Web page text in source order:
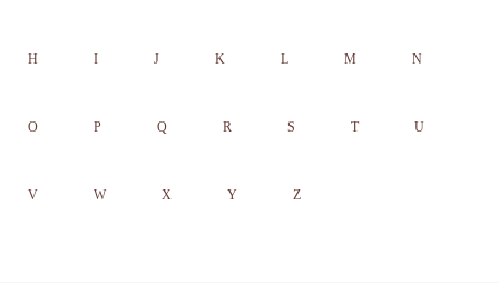
H I J K L M N
O P Q R S T U
V W X Y Z